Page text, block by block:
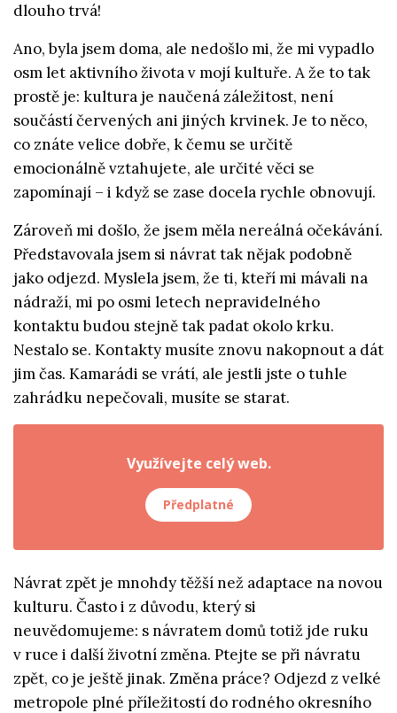
dlouho trvá!
Ano, byla jsem doma, ale nedošlo mi, že mi vypadlo
osm let aktivního života v mojí kultuře. A že to tak
prostě je: kultura je naučená záležitost, není
součástí červených ani jiných krvinek. Je to něco,
co znáte velice dobře, k čemu se určitě
emocionálně vztahujete, ale určité věci se
zapomínají – i když se zase docela rychle obnovují.
Zároveň mi došlo, že jsem měla nereálná očekávání.
Představovala jsem si návrat tak nějak podobně
jako odjezd. Myslela jsem, že ti, kteří mi mávali na
nádraží, mi po osmi letech nepravidelného
kontaktu budou stejně tak padat okolo krku.
Nestalo se. Kontakty musíte znovu nakopnout a dát
jim čas. Kamarádi se vrátí, ale jestli jste o tuhle
zahrádku nepečovali, musíte se starat.
Využívejte celý web.
Předplatné
Návrat zpět je mnohdy těžší než adaptace na novou
kulturu. Často i z důvodu, který si
neuvědomujeme: s návratem domů totiž jde ruku
v ruce i další životní změna. Ptejte se při návratu
zpět, co je ještě jinak. Změna práce? Odjezd z velké
metropole plné příležitostí do rodného okresního